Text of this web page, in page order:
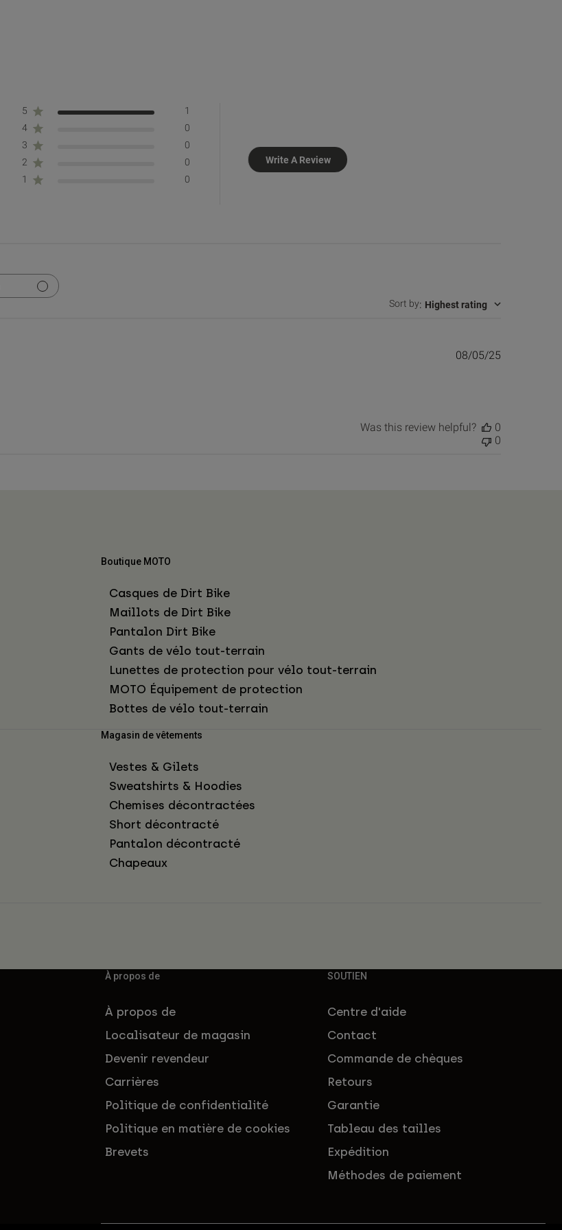
5
1
4
0
3
0
2
0
1
0
Write A Review
Sort by: Highest rating
08/05/25
Was this review helpful?
0
0
Boutique MOTO
Casques de Dirt Bike
Maillots de Dirt Bike
Pantalon Dirt Bike
Gants de vélo tout-terrain
Lunettes de protection pour vélo tout-terrain
MOTO Équipement de protection
Bottes de vélo tout-terrain
Magasin de vêtements
Vestes & Gilets
Sweatshirts & Hoodies
Chemises décontractées
Short décontracté
Pantalon décontracté
Chapeaux
À propos de
À propos de
Localisateur de magasin
Devenir revendeur
Carrières
Politique de confidentialité
Politique en matière de cookies
Brevets
SOUTIEN
Centre d'aide
Contact
Commande de chèques
Retours
Garantie
Tableau des tailles
Expédition
Méthodes de paiement